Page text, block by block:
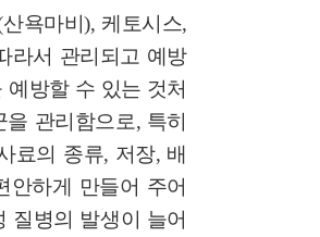
욕마비), 케토시스,
라서 관리되고 예방
방할 수 있는 것처
관리함으로, 특히
료의 종류, 저장, 배
안하게 만들어 주어
질병의 발생이 늘어